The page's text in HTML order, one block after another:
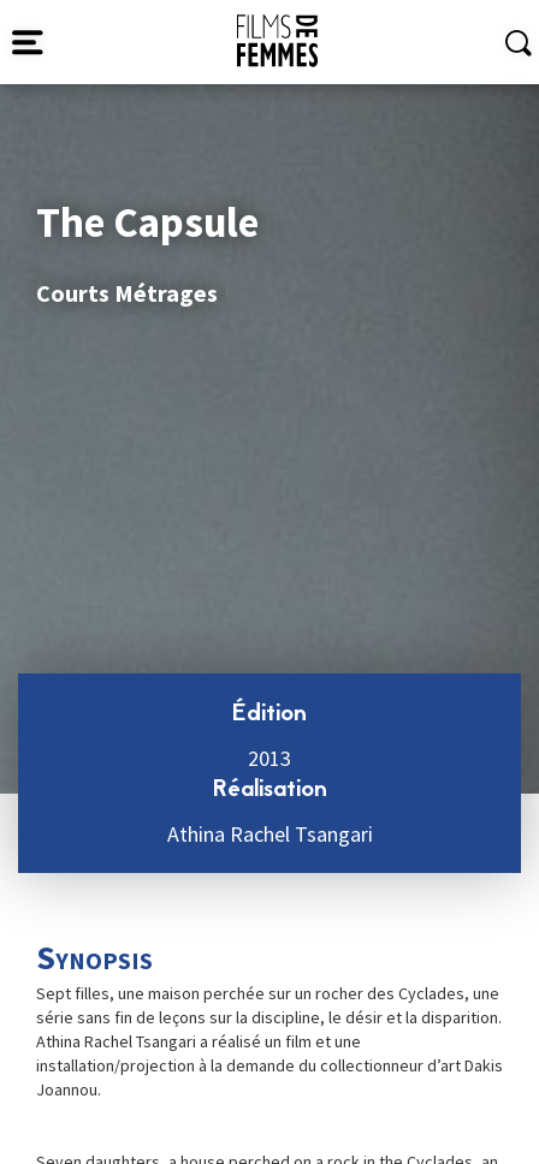
The Capsule
Courts Métrages
Édition
2013
Réalisation
Athina Rachel Tsangari
Synopsis
Sept filles, une maison perchée sur un rocher des Cyclades, une
série sans fin de leçons sur la discipline, le désir et la disparition.
Athina Rachel Tsangari a réalisé un film et une
installation/projection à la demande du collectionneur d’art Dakis
Joannou.